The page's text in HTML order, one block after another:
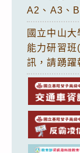
A2、A3、
國立中山
能力研習
訊，請踴躍